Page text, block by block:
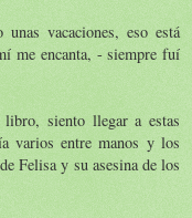
vacaciones, eso está
me encanta, - siempre fuí
siento llegar a estas
varios entre manos y los
Felisa y su asesina de los